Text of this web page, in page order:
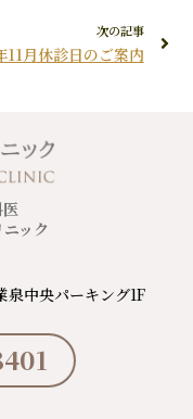
次の記事
月休診日のご案内
ック
泉中央パーキング1F